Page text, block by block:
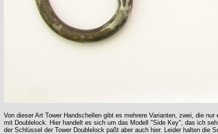
Von dieser Art Tower Handschellen gibt es mehrere Varianten, zwei, die
mit Doublelock. Hier handelt es sich um das Modell "Side Key", das ich
der Schlüssel der Tower Doublelock paßt aber auch hier. Leider halten die